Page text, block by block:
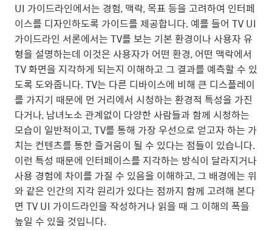
UI 가이드라인에서는 경험, 맥락, 목표 등을 고려하여 인터페
이스를 디자인하도록 가이드를 제공합니다. 예를 들어 TV UI
가이드라인 서론에서는 TV를 보는 기본 환경이나 사용자 유
형을 설명하는데 이것은 사용자가 어떤 환경, 어떤 맥락에서
TV 화면을 지각하게 되는지 이해하고 그 결과를 예측할 수 있
도록 도와줍니다. TV는 다른 디바이스에 비해 큰 디스플레이
를 가지기 때문에 먼 거리에서 시청하는 환경적 특성을 가진
다거나, 남녀노소 관계없이 다양한 사람들과 함께 시청하는
모습이 일반적이고, TV를 통해 가장 우선으로 얻고자 하는 가
치는 컨텐츠를 통한 즐거움이 될 수 있다는 점들이 있습니다.
이런 특성 때문에 인터페이스를 지각하는 방식이 달라지거나
사용 경험에 차이를 가질 수 있음을 이해하고, 그 배경에는 위
와 같은 인간의 지각 원리가 있다는 점까지 함께 고려해 본다
면 TV UI 가이드라인을 작성하거나 읽을 때 그 이해의 폭을
높일 수 있을 것입니다.